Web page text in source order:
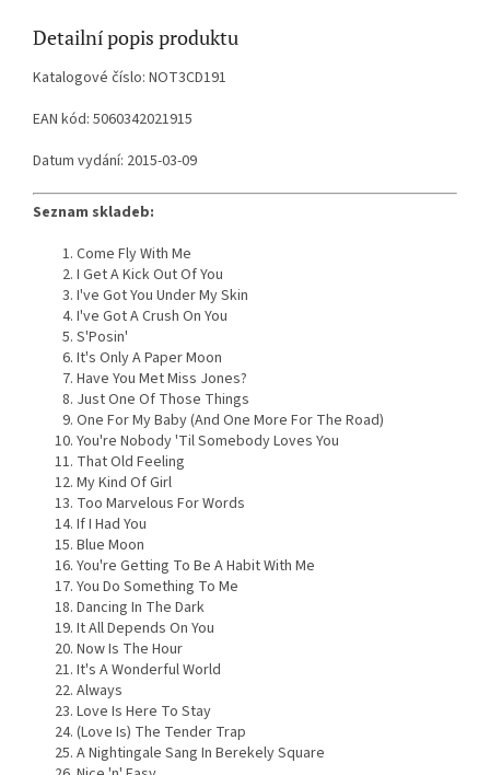
Detailní popis produktu
Katalogové číslo: NOT3CD191
EAN kód: 5060342021915
Datum vydání: 2015-03-09
Seznam skladeb:
Come Fly With Me
I Get A Kick Out Of You
I've Got You Under My Skin
I've Got A Crush On You
S'Posin'
It's Only A Paper Moon
Have You Met Miss Jones?
Just One Of Those Things
One For My Baby (And One More For The Road)
You're Nobody 'Til Somebody Loves You
That Old Feeling
My Kind Of Girl
Too Marvelous For Words
If I Had You
Blue Moon
You're Getting To Be A Habit With Me
You Do Something To Me
Dancing In The Dark
It All Depends On You
Now Is The Hour
It's A Wonderful World
Always
Love Is Here To Stay
(Love Is) The Tender Trap
A Nightingale Sang In Berekely Square